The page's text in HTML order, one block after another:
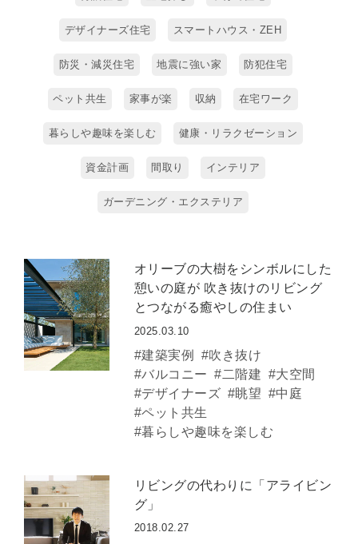
デザイナーズ住宅 スマートハウス・ZEH
防災・減災住宅 地震に強い家 防犯住宅
ペット共生 家事が楽 収納 在宅ワーク
暮らしや趣味を楽しむ 健康・リラクゼーション
資金計画 間取り インテリア
ガーデニング・エクステリア
オリーブの大樹をシンボルにした
憩いの庭が 吹き抜けのリビング
とつながる癒やしの住まい
2025.03.10
#建築実例
#吹き抜け
#バルコニー
#二階建 #大空間
#デザイナーズ #眺望 #中庭
#ペット共生
#暮らしや趣味を楽しむ
リビングの代わりに「アライビン
グ」
2018.02.27